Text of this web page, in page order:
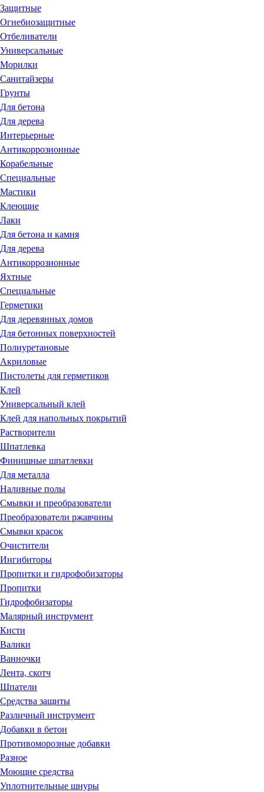
Защитные
Огнебиозащитные
Отбеливатели
Универсальные
Морилки
Санитайзеры
Грунты
Для бетона
Для дерева
Интерьерные
Антикоррозионные
Корабельные
Специальные
Мастики
Клеющие
Лаки
Для бетона и камня
Для дерева
Антикоррозионные
Яхтные
Специальные
Герметики
Для деревянных домов
Для бетонных поверхностей
Полиуретановые
Акриловые
Пистолеты для герметиков
Клей
Универсальный клей
Клей для напольных покрытий
Растворители
Шпатлевка
Финишные шпатлевки
Для металла
Наливные полы
Смывки и преобразователи
Преобразователи ржавчины
Смывки красок
Очистители
Ингибиторы
Пропитки и гидрофобизаторы
Пропитки
Гидрофобизаторы
Малярный инструмент
Кисти
Валики
Ванночки
Лента, скотч
Шпатели
Средства защиты
Различный инструмент
Добавки в бетон
Противоморозные добавки
Разное
Моющие средства
Уплотнительные шнуры